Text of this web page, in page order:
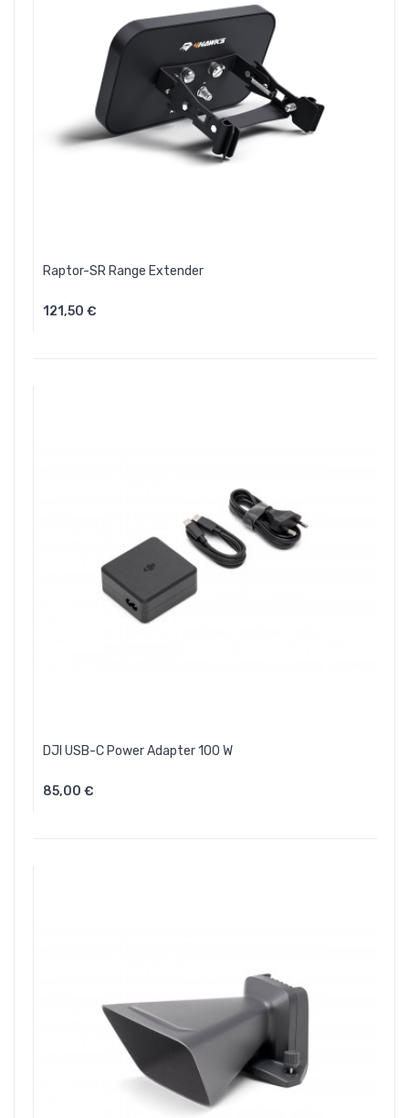
Raptor-SR Range Extender
121,50 €Aggiungi Al Carrello
DJI USB-C Power Adapter 100 W
85,00 €Aggiungi Al Carrello